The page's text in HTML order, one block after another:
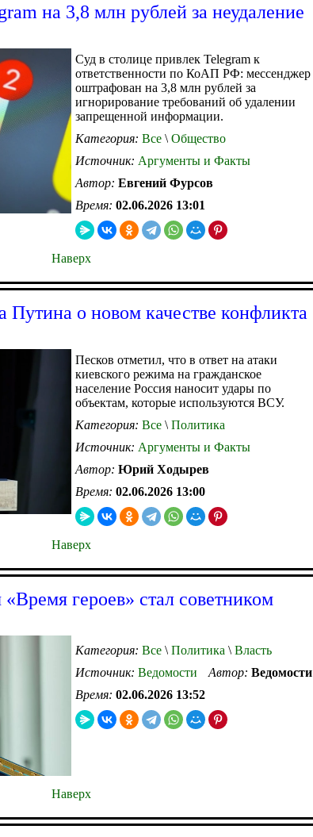
на 3,8 млн рублей за неудаление
Суд в столице привлек Telegram к
ответственности по КоАП РФ: мессенджер
оштрафован на 3,8 млн рублей за
игнорирование требований об удалении
запрещенной информации.
Категория: Все \ Общество
Источник: Аргументы и Факты
Автор: Евгений Фурсов
Время: 02.06.2026 13:01
Наверх
Путина о новом качестве конфликта
Песков отметил, что в ответ на атаки
киевского режима на гражданское
население Россия наносит удары по
объектам, которые используются ВСУ.
Категория: Все \ Политика
Источник: Аргументы и Факты
Автор: Юрий Ходырев
Время: 02.06.2026 13:00
Наверх
героев» стал советником
Категория: Все \ Политика \ Власть
Источник: Ведомости Автор: Ведомости
Время: 02.06.2026 13:52
Наверх